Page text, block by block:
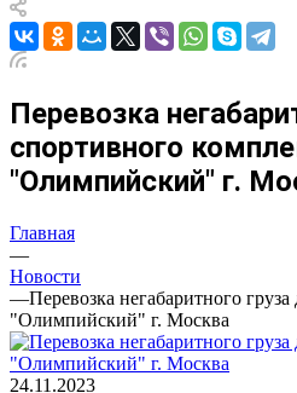
Перевозка
спортивного
"Олимпийский" г.
Главная
—
Новости
—Перевозка негабаритного
"Олимпийский" г. Москва
24.11.2023